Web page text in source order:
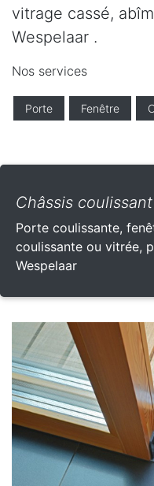
vitrage cassé,
Wespelaar .
Nos services
Porte Fenêtre
Châssis
Porte coulissante,
coulissante ou vitrée,
Wespelaar